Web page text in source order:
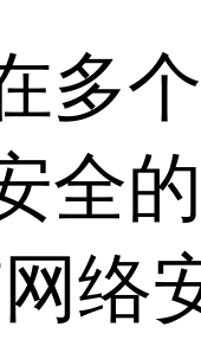
多
全
络